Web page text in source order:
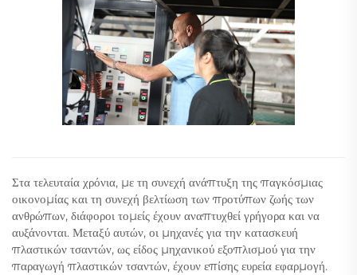
Στα τελευταία χρόνια, με τη συνεχή ανάπτυξη της παγκόσμιας
οικονομίας και τη συνεχή βελτίωση των προτύπων ζωής των
ανθρώπων, διάφοροι τομείς έχουν αναπτυχθεί γρήγορα και να
αυξάνονται. Μεταξύ αυτών, οι μηχανές για την κατασκευή
πλαστικών τσαντών, ως είδος μηχανικού εξοπλισμού για την
παραγωγή πλαστικών τσαντών, έχουν επίσης ευρεία εφαρμογή.